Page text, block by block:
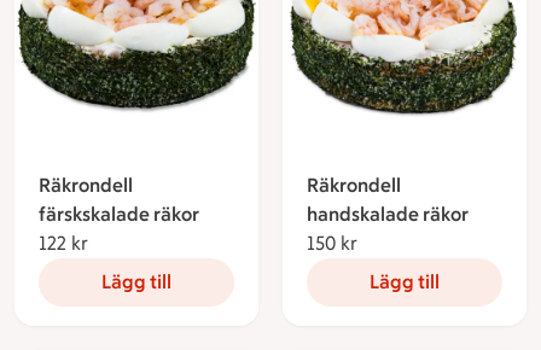
Räkrondell
färskskalade räkor
122 kr
Lägg till
Räkrondell
handskalade räkor
150 kr
Lägg till